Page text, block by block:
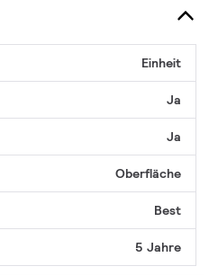
Einheit
Ja
Ja
Oberfläche
Best
5 Jahre